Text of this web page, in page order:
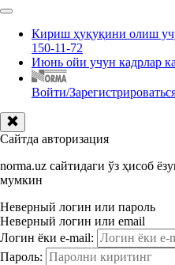
Кириш ҳуқуқини олиш
150-11-72
Июнь ойи учун кадрлар
Войти/
Сайтда авторизация
norma.uz сайтидаги ўз ҳисоб
мумкин
Неверный логин или пароль
Неверный логин или email
Логин ёки e-mail:
Пароль: